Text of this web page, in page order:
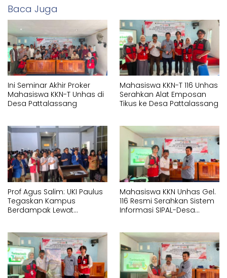
Baca Juga
Ini Seminar Akhir Proker
Mahasiswa KKN-T Unhas di
Desa Pattalassang
Mahasiswa KKN-T 116 Unhas
Serahkan Alat Emposan
Tikus ke Desa Pattalassang
Prof Agus Salim: UKI Paulus
Tegaskan Kampus
Berdampak Lewat
Mahasiswa KKN Unhas Gel.
116 Resmi Serahkan Sistem
Informasi SIPAL-Desa